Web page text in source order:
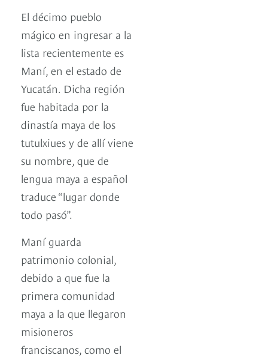
El décimo pueblo
mágico en ingresar a la
lista recientemente es
Maní, en el estado de
Yucatán. Dicha región
fue habitada por la
dinastía maya de los
tutulxiues y de allí viene
su nombre, que de
lengua maya a español
traduce “lugar donde
todo pasó”.
Maní guarda
patrimonio colonial,
debido a que fue la
primera comunidad
maya a la que llegaron
misioneros
franciscanos, como el